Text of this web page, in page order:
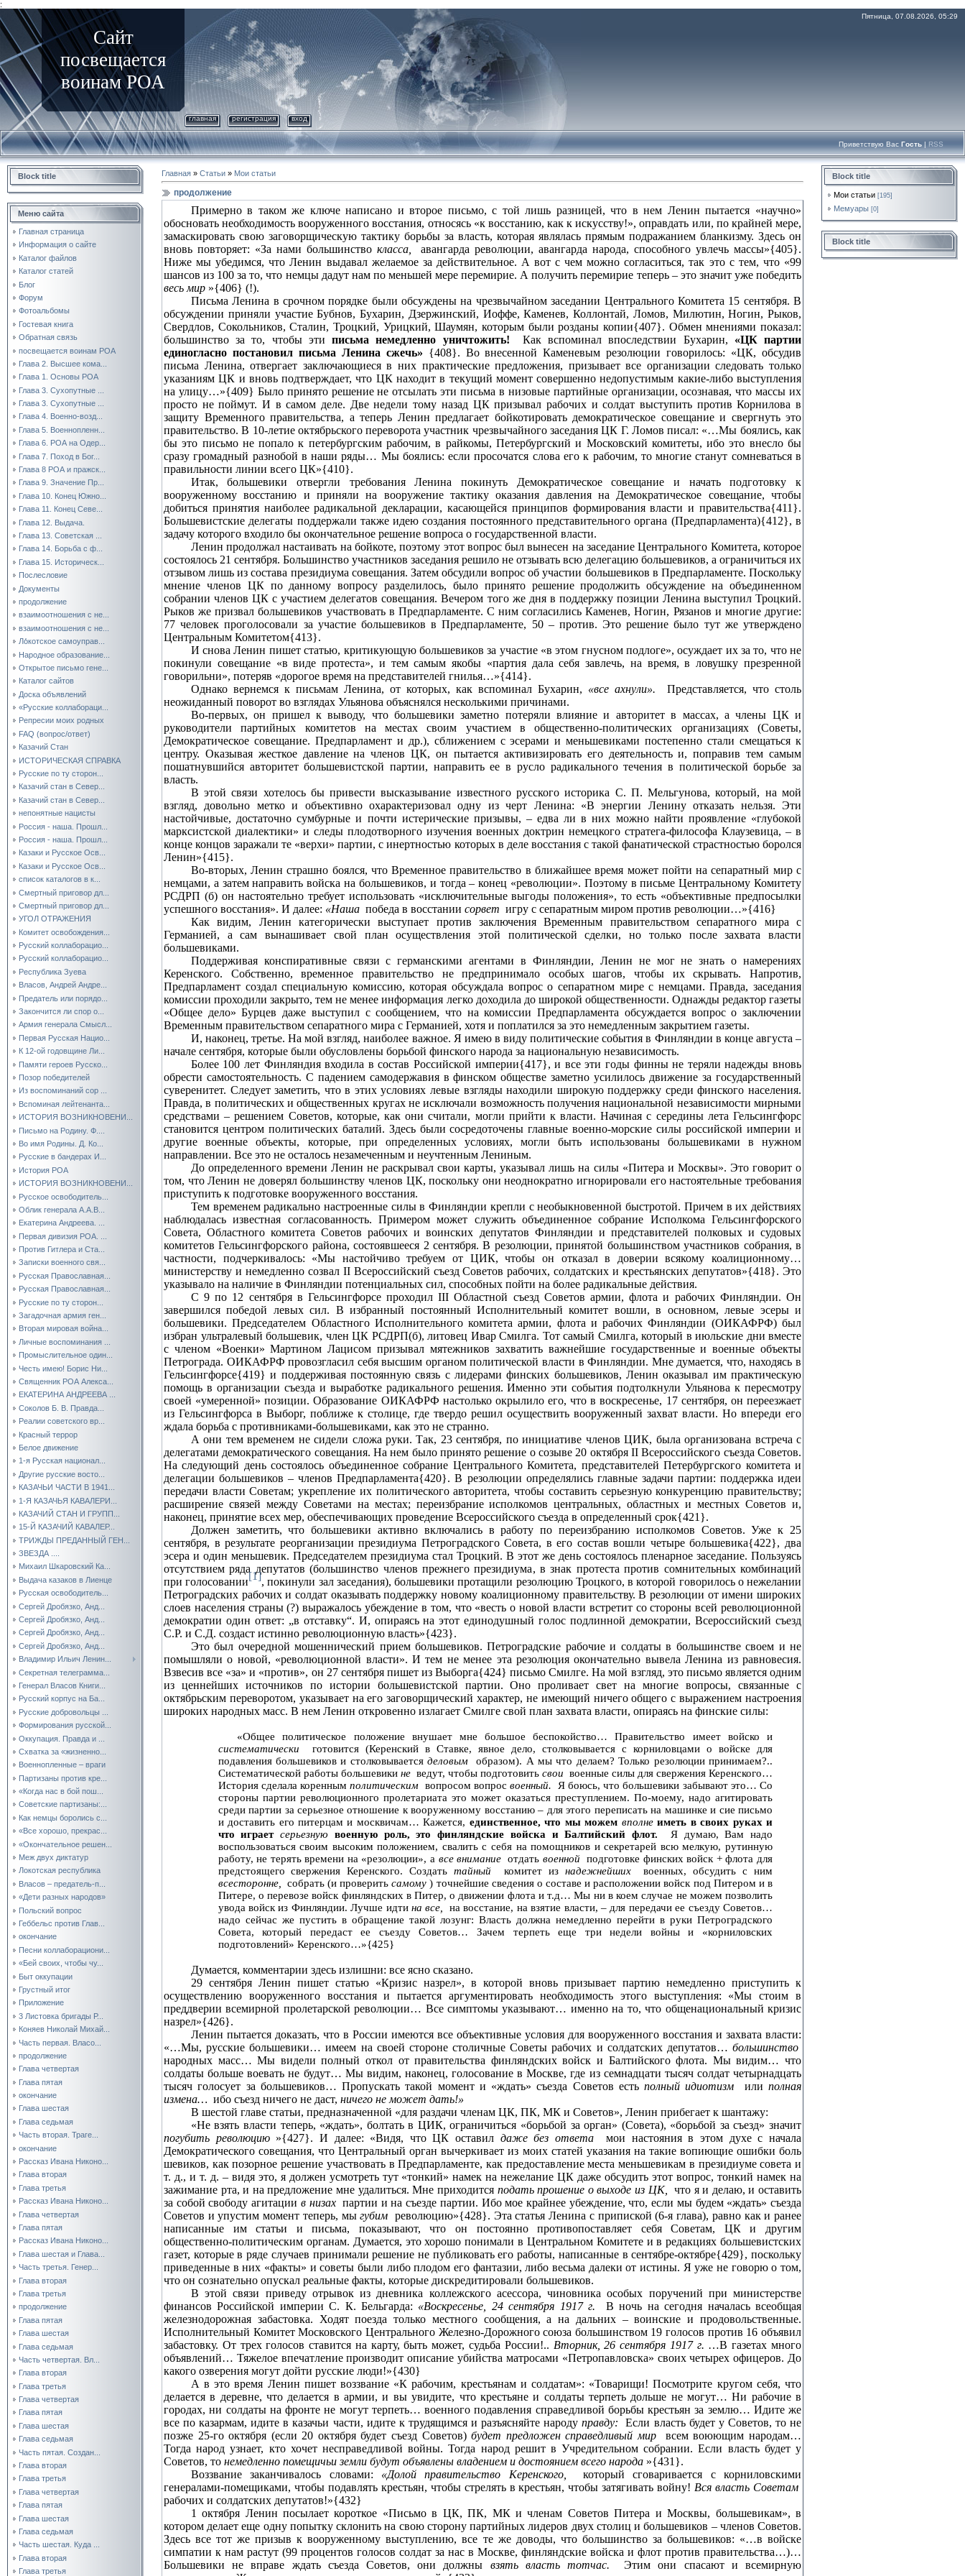
:
Сайт
посвещается
воинам РОА
Пятница, 07.08.2026, 05:29
главная регистрация вход
Приветствую Вас Гость | RSS
Block title
Меню сайта
Главная страница
Информация о сайте
Каталог файлов
Каталог статей
Блог
Форум
Фотоальбомы
Гостевая книга
Обратная связь
посвещается воинам РОА
Глава 2. Высшее кома...
Глава 1. Основы РОА
Глава 3. Сухопутные ...
Глава 3. Сухопутные ...
Глава 4. Военно-возд...
Глава 5. Военнопленн...
Глава 6. РОА на Одер...
Глава 7. Поход в Бог...
Глава 8 РОА и пражск...
Глава 9. Значение Пр...
Глава 10. Конец Южно...
Глава 11. Конец Севе...
Глава 12. Выдача.
Глава 13. Советская ...
Глава 14. Борьба с ф...
Глава 15. Историческ...
Послесловие
Документы
продолжение
взаимоотношения с не...
взаимоотношения с не...
Ло́котское самоуправ...
Народное образование...
Открытое письмо гене...
Каталог сайтов
Доска объявлений
«Русские коллабораци...
Репресии моих родных
FAQ (вопрос/ответ)
Казачий Стан
ИСТОРИЧЕСКАЯ СПРАВКА
Русские по ту сторон...
Казачий стан в Север...
Казачий стан в Север...
непонятные нацисты
Россия - наша. Прошл...
Россия - наша. Прошл...
Казаки и Русское Осв...
Казаки и Русское Осв...
список каталогов в к...
Смертный приговор дл...
Смертный приговор дл...
УГОЛ ОТРАЖЕНИЯ
Комитет освобождения...
Русский коллаборацио...
Русский коллаборацио...
Республика Зуева
Власов, Андрей Андре...
Предатель или порядо...
Закончится ли спор о...
Армия генерала Смысл...
Первая Русская Нацио...
К 12-ой годовщине Ли...
Памяти героев Русско...
Позор победителей
Из воспоминаний сор ...
Вспоминая лейтенанта...
ИСТОРИЯ ВОЗНИКНОВЕНИ...
Письмо на Родину. Ф....
Во имя Родины. Д. Ко...
Русские в бандерах И...
История РОА
ИСТОРИЯ ВОЗНИКНОВЕНИ...
Русское освободитель...
Облик генерала А.А.В...
Екатерина Андреева. ...
Первая дивизия РОА. ...
Против Гитлера и Ста...
Записки военного свя...
Русская Православная...
Русская Православная...
Русские по ту сторон...
Загадочная армия ген...
Вторая мировая война...
Личные воспоминания ...
Промыслительное один...
Честь имею! Борис Ни...
Священник РОА Алекса...
ЕКАТЕРИНА АНДРЕЕВА ...
Соколов Б. В. Правда...
Реалии советского вр...
Красный террор
Белое движение
1-я Русская национал...
Другие русские восто...
КАЗАЧЬИ ЧАСТИ В 1941...
1-Я КАЗАЧЬЯ КАВАЛЕРИ...
КАЗАЧИЙ СТАН И ГРУПП...
15-Й КАЗАЧИЙ КАВАЛЕР...
ТРИЖДЫ ПРЕДАННЫЙ ГЕН...
ЗВЕЗДА ....
Михаил Шкаровский Ка...
Выдача казаков в Лиенце
Русская освободитель...
Сергей Дробязко, Анд...
Сергей Дробязко, Анд...
Сергей Дробязко, Анд...
Сергей Дробязко, Анд...
Владимир Ильич Ленин...
Секретная телеграмма...
Генерал Власов Книги...
Русский корпус на Ба...
Русские добровольцы ...
Формирования русской...
Оккупация. Правда и ...
Схватка за «жизненно...
Военнопленные – враги
Партизаны против кре...
«Когда нас в бой пош...
Советские партизаны:...
Как немцы боролись с...
«Все хорошо, прекрас...
«Окончательное решен...
Меж двух диктатур
Локотская республика
Власов – предатель-п...
«Дети разных народов»
Польский вопрос
Геббельс против Глав...
окончание
Песни коллаборациони...
«Бей своих, чтобы чу...
Быт оккупации
Грустный итог
Приложение
3 Листовка бригады Р...
Коняев Николай Михай...
Часть первая. Власо...
продолжение
Глава четвертая
Глава пятая
окончание
Глава шестая
Глава седьмая
Часть вторая. Траге...
окончание
Рассказ Ивана Никоно...
Глава вторая
Глава третья
Рассказ Ивана Никоно...
Глава четвертая
Глава пятая
Рассказ Ивана Никоно...
Глава шестая и Глава...
Часть третья. Генер...
Глава вторая
Глава третья
продолжение
Глава пятая
Глава шестая
Глава седьмая
Часть четвертая. Вл...
Глава вторая
Глава третья
Глава четвертая
Глава пятая
Глава шестая
Глава седьмая
Часть пятая. Создан...
Глава вторая
Глава третья
Глава четвертая
Глава пятая
Глава шестая
Глава седьмая
Часть шестая. Куда ...
Глава вторая
Глава третья
Главная » Статьи » Мои статьи
продолжение
Примерно в таком же ключе написано и второе письмо, с той лишь разницей, что в нем Ленин пытается «научно»
обосновать необходимость вооруженного восстания, относясь «к восстанию, как к искусству!», оправдать или, по крайней мере,
замаскировать свою заговорщическую тактику борьбы за власть, которая являлась прямым подражанием бланкизму. Здесь он
вновь повторяет: «За нами большинство класса,
авангарда революции, авангарда народа, способного увлечь массы»{405}.
Ниже мы убедимся, что Ленин выдавал желаемое за действительное. А вот с чем можно согласиться, так это с тем, что «99
шансов из 100 за то, что немцы дадут нам по меньшей мере перемирие. А получить перемирие теперь – это значит уже победить
весь мир »{406} (!).
Письма Ленина в срочном порядке были обсуждены на чрезвычайном заседании Центрального Комитета 15 сентября. В
обсуждении приняли участие Бубнов, Бухарин, Дзержинский, Иоффе, Каменев, Коллонтай, Ломов, Милютин, Ногин, Рыков,
Свердлов, Сокольников, Сталин, Троцкий, Урицкий, Шаумян, которым были розданы копии{407}. Обмен мнениями показал:
большинство за то, чтобы этиписьма немедленно уничтожить! Как вспоминал впоследствии Бухарин, «ЦК партии
единогласно постановил письма Ленина сжечь» {408}. Во внесенной Каменевым резолюции говорилось: «ЦК, обсудив
письма Ленина, отвергает заключающиеся в них практические предложения, призывает все организации следовать только
указаниям ЦК и вновь подтверждает, что ЦК находит в текущий момент совершенно недопустимым какие‑либо выступления
на улицу…»{409} Было принято решение не отсылать эти письма в низовые партийные организации, осознавая, что массы их
просто не поймут. И в самом деле. Две недели тому назад ЦК призывал рабочих и солдат выступить против Корнилова в
защиту Временного правительства, а теперь Ленин предлагает бойкотировать демократическое совещание и свергнуть это
правительство. В 10‑летие октябрьского переворота участник чрезвычайного заседания ЦК Г. Ломов писал: «…Мы боялись, как
бы это письмо не попало к петербургским рабочим, в райкомы, Петербургский и Московский комитеты, ибо это внесло бы
сразу громадный разнобой в наши ряды… Мы боялись: если просочатся слова его к рабочим, то многие станут сомневаться в
правильности линии всего ЦК»{410}.
Итак, большевики отвергли требования Ленина покинуть Демократическое совещание и начать подготовку к
вооруженному восстанию и приняли на вооружение тактику оказания давления на Демократическое совещание, чтобы
добиться принятия наиболее радикальной декларации, касающейся принципов формирования власти и правительства{411}.
Большевистские делегаты поддержали также идею создания постоянного представительного органа (Предпарламента){412}, в
задачу которого входило бы окончательное решение вопроса о государственной власти.
Ленин продолжал настаивать на бойкоте, поэтому этот вопрос был вынесен на заседание Центрального Комитета, которое
состоялось 21 сентября. Большинство участников заседания решило не отзывать всю делегацию большевиков, а ограничиться их
отзывом лишь из состава президиума совещания. Затем обсудили вопрос об участии большевиков в Предпарламенте. Поскольку
мнение членов ЦК по данному вопросу разделилось, было принято решение продолжить обсуждение на объединенном
собрании членов ЦК с участием делегатов совещания. Вечером того же дня в поддержку позиции Ленина выступил Троцкий.
Рыков же призвал большевиков участвовать в Предпарламенте. С ним согласились Каменев, Ногин, Рязанов и многие другие:
77 человек проголосовали за участие большевиков в Предпарламенте, 50 – против. Это решение было тут же утверждено
Центральным Комитетом{413}.
И снова Ленин пишет статью, критикующую большевиков за участие «в этом гнусном подлоге», осуждает их за то, что не
покинули совещание «в виде протеста», и тем самым якобы «партия дала себя завлечь, на время, в ловушку презренной
говорильни», потеряв «дорогое время на представителей гнилья…»{414}.
Однако вернемся к письмам Ленина, от которых, как вспоминал Бухарин, «все ахнули».
Представляется, что столь
неожиданный поворот во взглядах Ульянова объяснялся несколькими причинами.
Во‑первых, он пришел к выводу, что большевики заметно потеряли влияние и авторитет в массах, а члены ЦК и
руководители партийных комитетов на местах своим участием в общественно‑политических организациях (Советы,
Демократическое совещание. Предпарламент и др.), сближением с эсерами и меньшевиками постепенно стали смещаться к
центру. Оказывая жесткое давление на членов ЦК, он пытается активизировать его деятельность и, поправив тем самым
пошатнувшийся авторитет большевистской партии, направить ее в русло радикального течения в политической борьбе за
власть.
В этой связи хотелось бы привести высказывание известного русского историка С. П. Мельгунова, который, на мой
взгляд, довольно метко и объективно охарактеризовал одну из черт Ленина: «В энергии Ленину отказать нельзя. Эти
настойчивые, достаточно сумбурные и почти истерические призывы, – едва ли в них можно найти проявление «глубокой
марксистской диалектики» и следы плодотворного изучения военных доктрин немецкого стратега‑философа Клаузевица, – в
конце концов заражали те «верхи» партии, с инертностью которых в деле восстания с такой фанатической страстностью боролся
Ленин»{415}.
Во‑вторых, Ленин страшно боялся, что Временное правительство в ближайшее время может пойти на сепаратный мир с
немцами, а затем направить войска на большевиков, и тогда – конец «революции». Поэтому в письме Центральному Комитету
РСДРП (б) он настоятельно требует использовать «исключительные выгоды положения», то есть «объективные предпосылки
успешного восстания». И далее: «Наша победа в восстании сорвет игру с сепаратным миром против революции…»{416}
Как видим, Ленин категорически выступает против заключения Временным правительством сепаратного мира с
Германией, а сам вынашивает свой план осуществления этой политической сделки, но только после захвата власти
большевиками.
Поддерживая конспиративные связи с германскими агентами в Финляндии, Ленин не мог не знать о намерениях
Керенского. Собственно, временное правительство не предпринимало особых шагов, чтобы их скрывать. Напротив,
Предпарламент создал специальную комиссию, которая обсуждала вопрос о сепаратном мире с немцами. Правда, заседания
комиссии проходили закрыто, тем не менее информация легко доходила до широкой общественности. Однажды редактор газеты
«Общее дело» Бурцев даже выступил с сообщением, что на комиссии Предпарламента обсуждается вопрос о заключении
Временным правительством сепаратного мира с Германией, хотя и поплатился за это немедленным закрытием газеты.
И, наконец, третье. На мой взгляд, наиболее важное. Я имею в виду политические события в Финляндии в конце августа –
начале сентября, которые были обусловлены борьбой финского народа за национальную независимость.
Более 100 лет Финляндия входила в состав Российской империи{417}, и все эти годы финны не теряли надежды вновь
обрести самостоятельность. С падением самодержавия в финском обществе заметно усилилось движение за государственный
суверенитет. Следует заметить, что в этих условиях левые взгляды находили широкую поддержку среди финского населения.
Правда, в политических и общественных кругах не исключали возможность получения национальной независимости мирными
средствами – решением Советов, которые, как они считали, могли прийти к власти. Начиная с середины лета Гельсингфорс
становится центром политических баталий. Здесь были сосредоточены главные военно‑морские силы российской империи и
другие военные объекты, которые, при определенных условиях, могли быть использованы большевиками в нужном
направлении. Все это не осталось незамеченным и неучтенным Лениным.
До определенного времени Ленин не раскрывал свои карты, указывал лишь на силы «Питера и Москвы». Это говорит о
том, что Ленин не доверял большинству членов ЦК, поскольку они неоднократно игнорировали его настоятельные требования
приступить к подготовке вооруженного восстания.
Тем временем радикально настроенные силы в Финляндии крепли с необыкновенной быстротой. Причем в их действиях
наблюдалась известная согласованность. Примером может служить объединенное собрание Исполкома Гельсингфорского
Совета, Областного комитета Советов рабочих и воинских депутатов Финляндии и представителей полковых и судовых
комитетов Гельсингфорского района, состоявшееся 2 сентября. В резолюции, принятой большинством участников собрания, в
частности, подчеркивалось: «Мы настойчиво требуем от ЦИК, чтобы он отказал в доверии всякому коалиционному…
министерству и немедленно созвал II Всероссийский съезд Советов рабочих, солдатских и крестьянских депутатов»{418}. Это
указывало на наличие в Финляндии потенциальных сил, способных пойти на более радикальные действия.
С 9 по 12 сентября в Гельсингфорсе проходил III Областной съезд Советов армии, флота и рабочих Финляндии. Он
завершился победой левых сил. В избранный постоянный Исполнительный комитет вошли, в основном, левые эсеры и
большевики. Председателем Областного Исполнительного комитета армии, флота и рабочих Финляндии (ОИКАФРФ) был
избран ультралевый большевик, член ЦК РСДРП(б), литовец Ивар Смилга. Тот самый Смилга, который в июльские дни вместе
с членом «Военки» Мартином Лацисом призывал мятежников захватить важнейшие государственные и военные объекты
Петрограда. ОИКАФРФ провозгласил себя высшим органом политической власти в Финляндии. Мне думается, что, находясь в
Гельсингфорсе{419} и поддерживая постоянную связь с лидерами финских большевиков, Ленин оказывал им практическую
помощь в организации съезда и выработке радикального решения. Именно эти события подтолкнули Ульянова к пересмотру
своей «умеренной» позиции. Образование ОИКАФРФ настолько окрылило его, что в воскресенье, 17 сентября, он переезжает
из Гельсингфорса в Выборг, поближе к столице, где твердо решил осуществить вооруженный захват власти. Но впереди его
ждала борьба с противниками‑большевиками, как это не странно.
А они тем временем не сидели сложа руки. Так, 23 сентября, по инициативе членов ЦИК, была организована встреча с
делегатами демократического совещания. На нем было принято решение о созыве 20 октября II Всероссийского съезда Советов.
На следующий день состоялось объединенное собрание Центрального Комитета, представителей Петербургского комитета и
делегации большевиков – членов Предпарламента{420}. В резолюции определялись главные задачи партии: поддержка идеи
передачи власти Советам; укрепление их политического авторитета, чтобы составить серьезную конкуренцию правительству;
расширение связей между Советами на местах; переизбрание исполкомов центральных, областных и местных Советов и,
наконец, принятие всех мер, обеспечивающих проведение Всероссийского съезда в определенный срок{421}.
Должен заметить, что большевики активно включались в работу по переизбранию исполкомов Советов. Уже к 25
сентября, в результате реорганизации президиума Петроградского Совета, в его состав вошли четыре большевика{422}, два
эсера и один меньшевик. Председателем президиума стал Троцкий. В этот же день состоялось пленарное заседание. Пользуясь
отсутствием ряда депутатов (большинство членов прежнего президиума, в знак протеста против сомнительных комбинаций
при голосовании[1], покинули зал заседания), большевики протащили резолюцию Троцкого, в которой говорилось о нежелании
Петроградских рабочих и солдат оказывать поддержку новому коалиционному правительству. В резолюции от имени широких
слоев населения страны (?) выражалось убеждение в том, что «весть о новой власти встретит со стороны всей революционной
демократии один ответ: „в отставку“. И, опираясь на этот единодушный голос подлинной демократии, Всероссийский съезд
С.Р. и С.Д. создаст истинно революционную власть»{423}.
Это был очередной мошеннический прием большевиков. Петроградские рабочие и солдаты в большинстве своем и не
помышляли о новой, «революционной власти». И тем не менее эта резолюция окончательно вывела Ленина из равновесия.
Взвесив все «за» и «против», он 27 сентября пишет из Выборга{424} письмо Смилге. На мой взгляд, это письмо является одним
из ценнейших источников по истории большевистской партии. Оно проливает свет на многие вопросы, связанные с
октябрьским переворотом, указывает на его заговорщический характер, не имеющий ничего общего с выражением настроения
широких народных масс. В нем Ленин откровенно излагает Смилге свой план захвата власти, опираясь на финские силы:
«Общее политическое положение внушает мне большое беспокойство… Правительство имеет войско и
систематически
готовится (Керенский в Ставке, явное дело, столковывается с корниловцами о войске для
подавления большевиков и столковываетсяделовым
образом). А мы что делаем? Только резолюции принимаем?..
Систематической работы большевики не ведут, чтобы подготовить свои военные силы для свержения Керенского…
История сделала кореннымполитическим вопросом вопросвоенный.
Я боюсь, что большевики забывают это… Со
стороны партии революционного пролетариата это может оказаться преступлением. По‑моему, надо агитировать
среди партии за серьезное отношение к вооруженному восстанию – для этого переписать на машинке и сие письмо
и доставить его питерцам и москвичам… Кажется, единственное, что мы можем вполне иметь в своих руках и
что играет серьезную военную роль, это финляндские войска и Балтийский флот.
Я думаю, Вам надо
воспользоваться своим высоким положением, свалить с себя на помощников и секретарей всю мелкую, рутинную
работу, не терять времени на «резолюции», а все внимание отдать военной подготовке финских войск + флота для
предстоящего свержения Керенского. Создатьтайный комитет из надежнейших
военных, обсудить с ним
всесторонне,
собрать (и проверитьсамому ) точнейшие сведения о составе и расположении войск под Питером и в
Питере, о перевозе войск финляндских в Питер, о движении флота и т.д… Мы ни в коем случае не можем позволить
увода войск из Финляндии. Лучше идти на все,
на восстание, на взятие власти, – для передачи ее съезду Советов…
надо сейчас же пустить в обращение такой лозунг: Власть должна немедленно перейти в руки Петроградского
Совета, который передаст ее съезду Советов… Зачем терпеть еще три недели войны и «корниловских
подготовлений» Керенского…»{425}
Думается, комментарии здесь излишни: все ясно сказано.
29 сентября Ленин пишет статью «Кризис назрел», в которой вновь призывает партию немедленно приступить к
осуществлению вооруженного восстания и пытается аргументировать необходимость этого выступления: «Мы стоим в
преддверии всемирной пролетарской революции… Все симптомы указывают… именно на то, что общенациональный кризис
назрел»{426}.
Ленин пытается доказать, что в России имеются все объективные условия для вооруженного восстания и захвата власти:
«…Мы, русские большевики… имеем на своей стороне столичные Советы рабочих и солдатских депутатов… большинство
народных масс… Мы видели полный откол от правительства финляндских войск и Балтийского флота. Мы видим… что
солдаты больше воевать не будут… Мы видим, наконец, голосование в Москве, где из семнадцати тысяч солдат четырнадцать
тысяч голосует за большевиков… Пропускать такой момент и «ждать» съезда Советов есть полный идиотизм или полная
измена… ибо съезд ничего не даст, ничего не может дать!»
В шестой главе статьи, предназначенной «для раздачи членам ЦК, ПК, МК и Советов», Ленин прибегает к шантажу:
«Не взять власти теперь, «ждать», болтать в ЦИК, ограничиться «борьбой за орган» (Совета), «борьбой за съезд» значит
погубить революцию»{427}. И далее: «Видя, что ЦК оставил даже без ответа
мои настояния в этом духе с начала
Демократического совещания, что Центральный орган вычеркивает из моих статей указания на такие вопиющие ошибки боль
шевиков, как позорное решение участвовать в Предпарламенте, как предоставление места меньшевикам в президиуме совета и
т. д., и т. д. – видя это, я должен усмотреть тут «тонкий» намек на нежелание ЦК даже обсудить этот вопрос, тонкий намек на
зажимание рта, и на предложение мне удалиться. Мне приходится подать прошение о выходе из ЦК,
что я и делаю, и оставить
за собой свободу агитации в низах партии и на съезде партии. Ибо мое крайнее убеждение, что, если мы будем «ждать» съезда
Советов и упустим момент теперь, мыгубим революцию»{428}. Эта статья Ленина с припиской (6‑я глава), равно как и ранее
написанные им статьи и письма, показывают, что он постоянно противопоставляет себя Советам, ЦК и другим
общественно‑политическим органам. Думается, это хорошо понимали в Центральном Комитете и в редакциях большевистских
газет, которые в ряде случаев принимали решение не публиковать его работы, написанные в сентябре‑октябре{429}, поскольку
приведенные в них «факты» и советы были либо плодом его фантазии, либо весьма далеки от истины. Я уже не говорю о том,
что он сознательно опускал реальные факты, которые дискредитировали большевиков.
В этой связи приведу отрывок из дневника коллежского асессора, чиновника особых поручений при министерстве
финансов Российской империи С. К. Бельгарда: «Воскресенье, 24 сентября 1917 г.
В ночь на сегодня началась всеобщая
железнодорожная забастовка. Ходят поезда только местного сообщения, а на дальних – воинские и продовольственные.
Исполнительный Комитет Московского Центрального Железно‑Дорожного союза большинством 19 голосов против 16 объявил
забастовку. От трех голосов ставится на карту, быть может, судьба России!.. Вторник, 26 сентября 1917 г. …В газетах много
объявлений… Тяжелое впечатление производит описание убийства матросами «Петропавловска» своих четырех офицеров. До
какого озверения могут дойти русские люди!»{430}
А в это время Ленин пишет воззвание «К рабочим, крестьянам и солдатам»: «Товарищи! Посмотрите кругом себя, что
делается в деревне, что делается в армии, и вы увидите, что крестьяне и солдаты терпеть дольше не могут… Ни рабочие в
городах, ни солдаты на фронте не могут терпеть… военного подавления справедливой борьбы крестьян за землю… Идите же
все по казармам, идите в казачьи части, идите к трудящимся и разъясняйте народуправду:
Если власть будет у Советов, то не
позже 25‑го октября (если 20 октября будет съезд Советов)будет предложен справедливый мир
всем воюющим народам…
Тогда народ узнает, кто хочет несправедливой войны. Тогда народ решит в Учредительном собрании. Если власть будет у
Советов, то немедленно помещичьи земли будут объявлены владением и достоянием всего народа »{431}.
Воззвание заканчивалось словами: «Долой правительство Керенского,
который сговаривается с корниловскими
генералами‑помещиками, чтобы подавлять крестьян, чтобы стрелять в крестьян, чтобы затягивать войну! Вся власть Советам
рабочих и солдатских депутатов!»{432}
1 октября Ленин посылает короткое «Письмо в ЦК, ПК, МК и членам Советов Питера и Москвы, большевикам», в
котором делает еще одну попытку склонить на свою сторону партийных лидеров двух столиц и большевиков – членов Советов.
Здесь все тот же призыв к вооруженному выступлению, все те же доводы, что большинство за большевиков: «…в войске
симпатии к нам растут (99 процентов голосов солдат за нас в Москве, финляндские войска и флот против правительства…)…
Большевики не вправе ждать съезда Советов, они должны взять власть тотчас.
Этим они спасают и всемирную
Block title
Мои статьи [195]
Мемуары [0]
Block title